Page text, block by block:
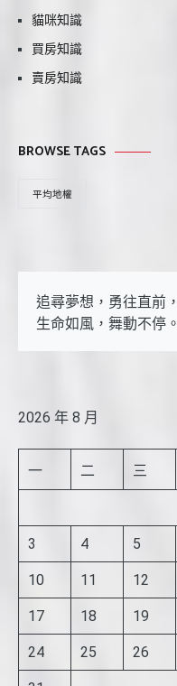
貓咪知識
買房知識
賣房知識
BROWSE TAGS
平均地權
追尋夢想，勇往直前，
生命如風，舞動不停。
2026 年 8 月
一 二 三
3 4 5
10 11 12
17 18 19
24 25 26